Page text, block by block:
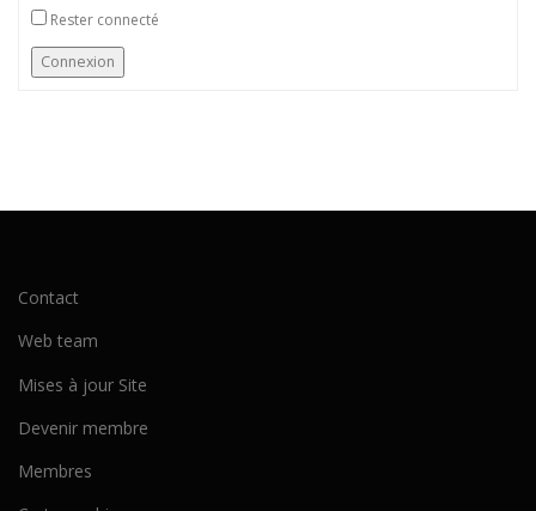
Rester connecté
Connexion
Contact
Web team
Mises à jour Site
Devenir membre
Membres